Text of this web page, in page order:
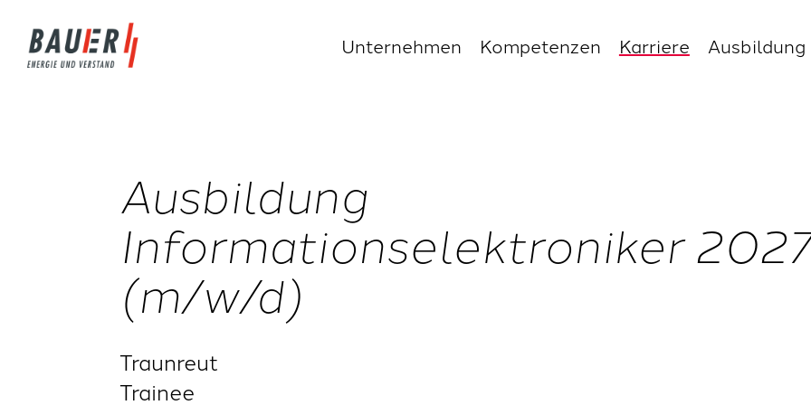
Unternehmen Kompetenzen Karriere Ausbildung
Ausbildung
Informationselektroniker
(m/w/d)
Traunreut
Trainee